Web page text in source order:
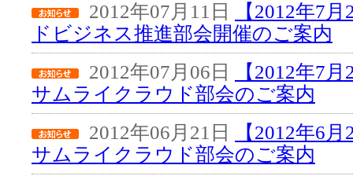
2012年07月11日
【2012年7
ドビジネス推進部会開催のご案内
2012年07月06日
【2012年7
サムライクラウド部会のご案内
2012年06月21日
【2012年6
サムライクラウド部会のご案内